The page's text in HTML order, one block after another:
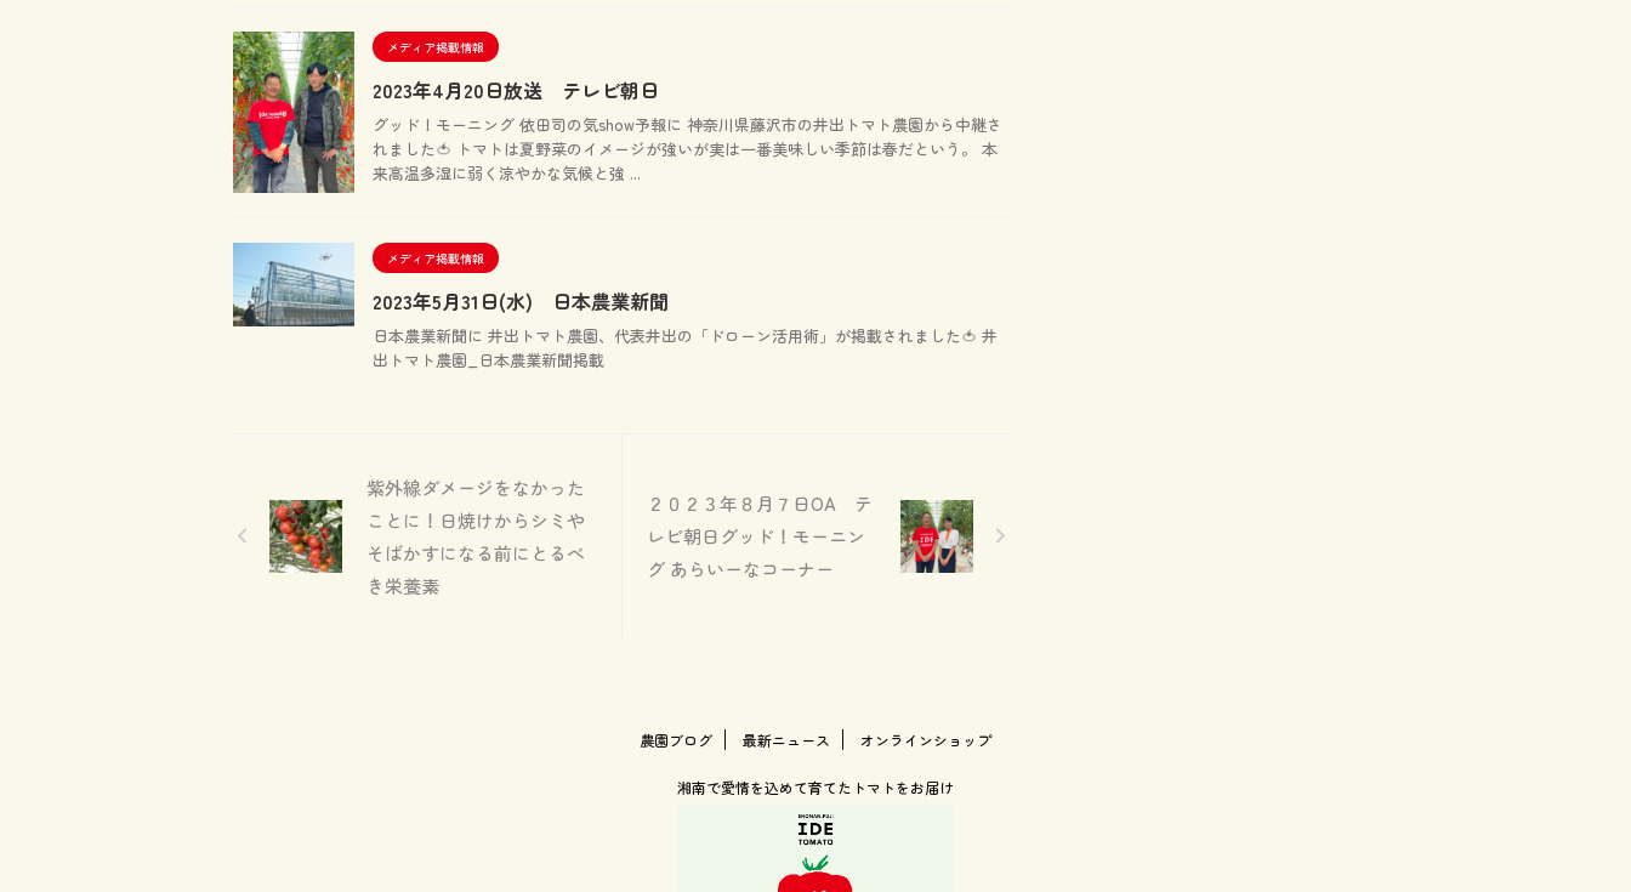
メディア掲載情報
2023年4月20日放送 テレビ朝日
グッド！モーニング 依田司の気show予報に 神奈川県藤沢市の井出トマト農園から中継さ
れました🍅 トマトは夏野菜のイメージが強いが実は一番美味しい季節は春だという。 本
来高温多湿に弱く涼やかな気候と強 ...
メディア掲載情報
2023年5月31日(水) 日本農業新聞
日本農業新聞に 井出トマト農園、代表井出の「ドローン活用術」が掲載されました🍅 井
出トマト農園_日本農業新聞掲載
紫外線ダメージをなかった
ことに！日焼けからシミや
そばかすになる前にとるべ
き栄養素
２０２３年８月７日OA テ
レビ朝日グッド！モーニン
グ あらいーなコーナー
農園ブログ 最新ニュース オンラインショップ
湘南で愛情を込めて育てたトマトをお届け